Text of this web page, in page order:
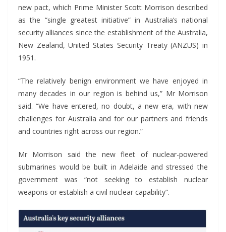
new pact, which Prime Minister Scott Morrison described
as the “single greatest initiative” in Australia’s national
security alliances since the establishment of the Australia,
New Zealand, United States Security Treaty (ANZUS) in
1951.
“The relatively benign environment we have enjoyed in
many decades in our region is behind us,” Mr Morrison
said. “We have entered, no doubt, a new era, with new
challenges for Australia and for our partners and friends
and countries right across our region.”
Mr Morrison said the new fleet of nuclear-powered
submarines would be built in Adelaide and stressed the
government was “not seeking to establish nuclear
weapons or establish a civil nuclear capability”.